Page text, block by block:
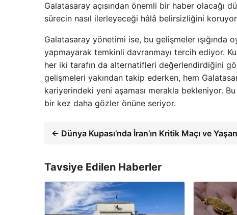
Galatasaray açısından önemli bir haber olacağı
sürecin nasıl ilerleyeceği hâlâ belirsizliğini
Galatasaray yönetimi ise, bu gelişmeler
yapmayarak temkinli davranmayı tercih ediyor.
her iki tarafın da alternatifleri değerlendirdiğini
gelişmeleri yakından takip ederken, hem
kariyerindeki yeni aşaması merakla bekleniyor.
bir kez daha gözler önüne seriyor.
← Dünya Kupası’nda İran’ın Kritik Maçı ve
Tavsiye Edilen Haberler